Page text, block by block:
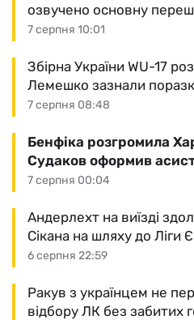
7 серпня 10:01
озвучено основну
7 серпня 08:48
Збірна України WU-17
Лемешко зазнали
7 серпня 00:04
Бенфіка розгромила
Судаков оформив
6 серпня 22:59
Андерлехт на виїзді
Сікана на шляху до Ліги
Ракув з українцем не
відбору ЛК без забитих